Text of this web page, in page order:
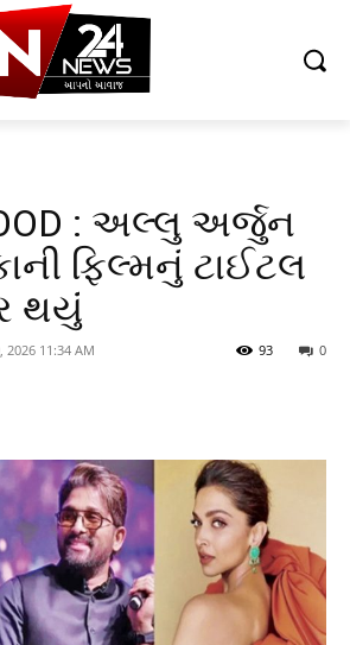
: અલ્લુ અર્જુન
ફિલ્મનું ટાઈટલ
થયુંં
2026 11:34 AM 0
93